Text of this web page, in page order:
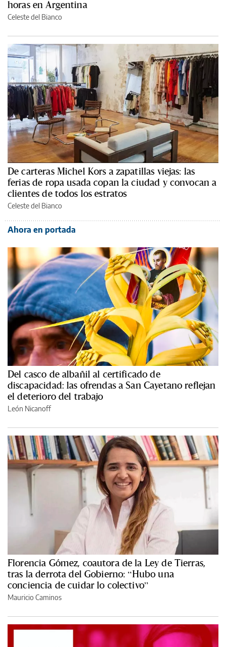
horas en Argentina
Celeste del Bianco
De carteras Michel Kors a zapatillas viejas: las
ferias de ropa usada copan la ciudad y convocan a
clientes de todos los estratos
Celeste del Bianco
Ahora en portada
Del casco de albañil al certificado de
discapacidad: las ofrendas a San Cayetano reflejan
el deterioro del trabajo
León Nicanoff
Florencia Gómez, coautora de la Ley de Tierras,
tras la derrota del Gobierno: “Hubo una
conciencia de cuidar lo colectivo”
Mauricio Caminos